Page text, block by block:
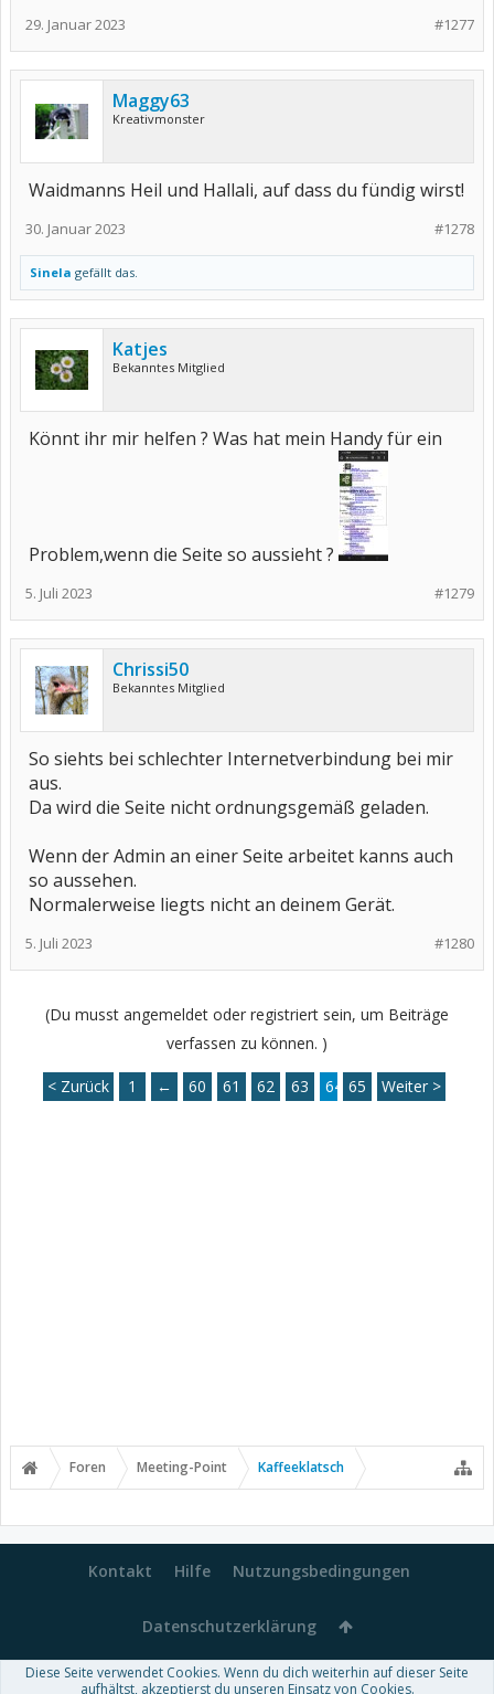
#1277
29. Januar 2023
Maggy63
Kreativmonster
Waidmanns Heil und Hallali, auf dass du fündig wirst!
#1278
30. Januar 2023
Sinela gefällt das.
Katjes
Bekanntes Mitglied
Könnt ihr mir helfen ? Was hat mein Handy für ein
Problem,wenn die Seite so aussieht ?
#1279
5. Juli 2023
Chrissi50
Bekanntes Mitglied
So siehts bei schlechter Internetverbindung bei mir
aus.
Da wird die Seite nicht ordnungsgemäß geladen.
Wenn der Admin an einer Seite arbeitet kanns auch
so aussehen.
Normalerweise liegts nicht an deinem Gerät.
#1280
5. Juli 2023
(Du musst angemeldet oder registriert sein, um Beiträge
verfassen zu können. )
< Zurück 1 ← 60 61 62 63 64 65 Weiter >
Foren Meeting-Point Kaffeeklatsch
Kontakt Hilfe Nutzungsbedingungen
Datenschutzerklärung
Forum software by XenForo™-Deutsch von xenDach
Diese Seite verwendet Cookies. Wenn du dich weiterhin auf dieser Seite
aufhältst, akzeptierst du unseren Einsatz von Cookies.